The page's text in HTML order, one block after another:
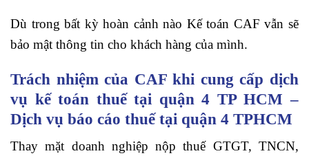
Dù trong bất kỳ hoàn cảnh nào Kế toán CAF vẫn sẽ
bảo mật thông tin cho khách hàng của mình.
Trách nhiệm của CAF khi cung cấp dịch
vụ kế toán thuế tại quận 4 TP HCM –
Dịch vụ báo cáo thuế tại quận 4 TPHCM
Thay mặt doanh nghiệp nộp thuế GTGT, TNCN,